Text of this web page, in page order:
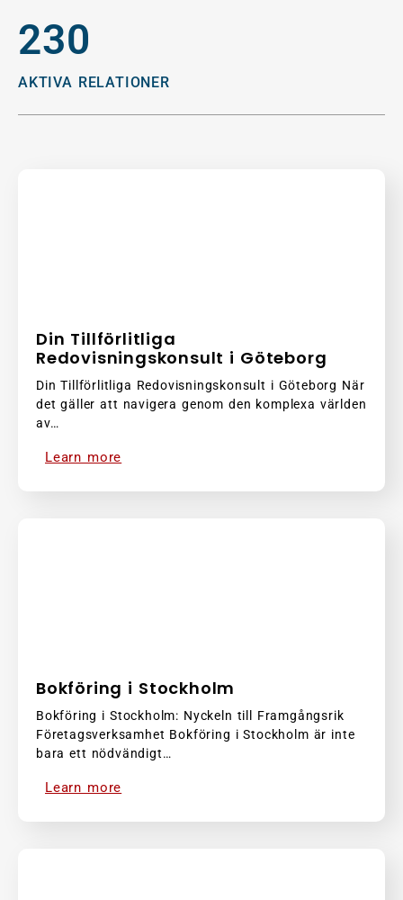
230
AKTIVA RELATIONER
Din Tillförlitliga
Redovisningskonsult i Göteborg
Din Tillförlitliga Redovisningskonsult i Göteborg När
det gäller att navigera genom den komplexa världen
av…
Learn more
Bokföring i Stockholm
Bokföring i Stockholm: Nyckeln till Framgångsrik
Företagsverksamhet Bokföring i Stockholm är inte
bara ett nödvändigt…
Learn more